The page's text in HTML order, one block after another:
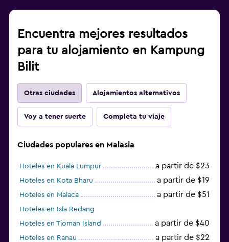
Encuentra mejores resultados
para tu alojamiento en Kampung
Bilit
Otras ciudades Alojamientos alternativos
Voy a tener suerte Completa tu viaje
Ciudades populares en Malasia
Hoteles en Kuala Lumpur a partir de $23
Hoteles en Kota Bharu a partir de $19
Hoteles en Malaca a partir de $51
Hoteles en Isla Redang
Hoteles en Tioman Island
a partir de $40
Hoteles en Ranau a partir de $22